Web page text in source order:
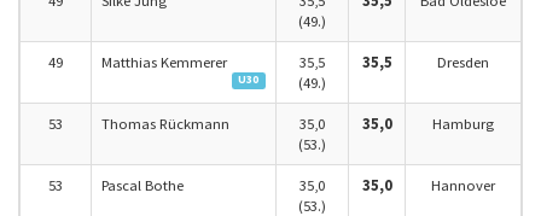
(49.)
49 Matthias Kemmerer
U30
35,5
(49.)
35,5 Dresden
53 Thomas Rückmann
35,0
(53.)
35,0 Hamburg
53 Pascal Bothe
35,0
(53.)
35,0 Hannover